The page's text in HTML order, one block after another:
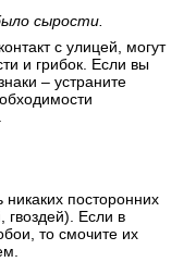
сырости.
с улицей, могут
и грибок. Если вы
– устраните
посторонних
гвоздей). Если в
то смочите их